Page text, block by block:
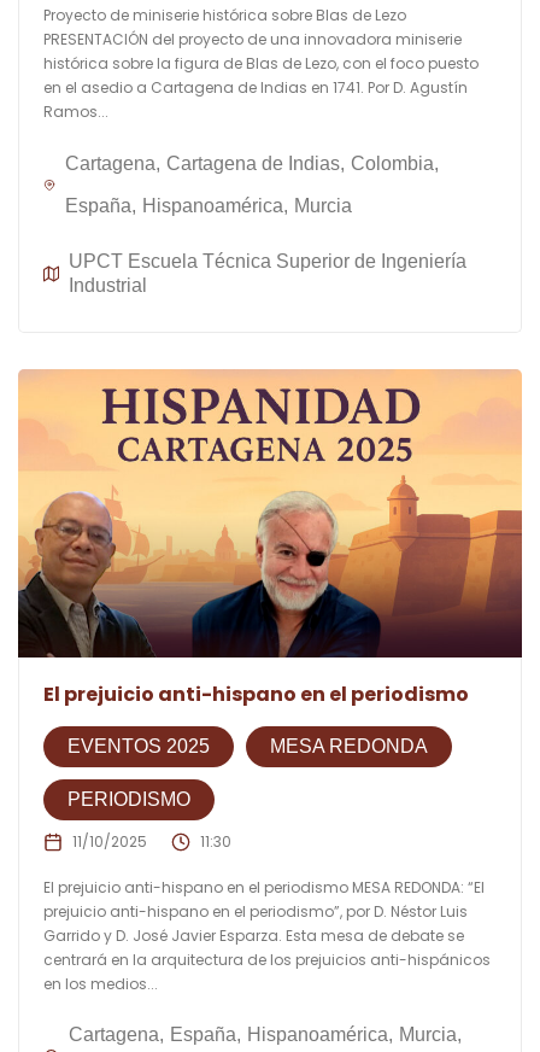
Proyecto de miniserie histórica sobre Blas de Lezo
PRESENTACIÓN del proyecto de una innovadora miniserie
histórica sobre la figura de Blas de Lezo, con el foco puesto
en el asedio a Cartagena de Indias en 1741. Por D. Agustín
Ramos...
Cartagena Cartagena de Indias Colombia
España Hispanoamérica Murcia
UPCT Escuela Técnica Superior de Ingeniería
Industrial
El prejuicio anti-hispano en el periodismo
EVENTOS 2025 MESA REDONDA
PERIODISMO
11/10/2025 11:30
El prejuicio anti-hispano en el periodismo MESA REDONDA: “El
prejuicio anti-hispano en el periodismo”, por D. Néstor Luis
Garrido y D. José Javier Esparza. Esta mesa de debate se
centrará en la arquitectura de los prejuicios anti-hispánicos
en los medios...
Cartagena España Hispanoamérica Murcia